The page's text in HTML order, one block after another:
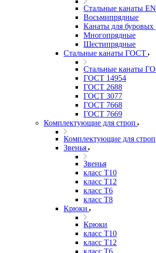
Стальные канаты
Восьмипрядные
Канаты для буровых
Многопрядные
Шестипрядные
Стальные канаты ГОСТ
Стальные канаты
ГОСТ 14954
ГОСТ 2688
ГОСТ 3077
ГОСТ 7668
ГОСТ 7669
Комплектующие для строп
Комплектующие для строп
Звенья
Звенья
класс Т10
класс Т12
класс Т6
класс Т8
Крюки
Крюки
класс Т10
класс Т12
класс Т6